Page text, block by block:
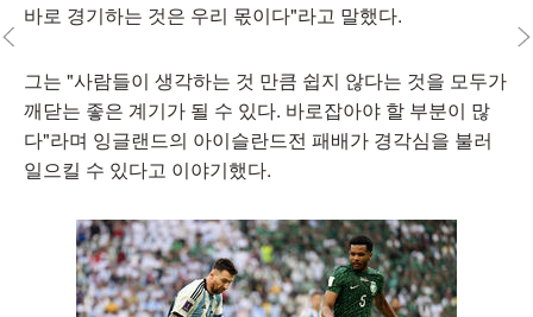
바로 경기하는 것은 우리 몫이다"라고 말했다.
그는 "사람들이 생각하는 것 만큼 쉽지 않다는 것을 모두가
깨닫는 좋은 계기가 될 수 있다. 바로잡아야 할 부분이 많
다"라며 잉글랜드의 아이슬란드전 패배가 경각심을 불러
일으킬 수 있다고 이야기했다.